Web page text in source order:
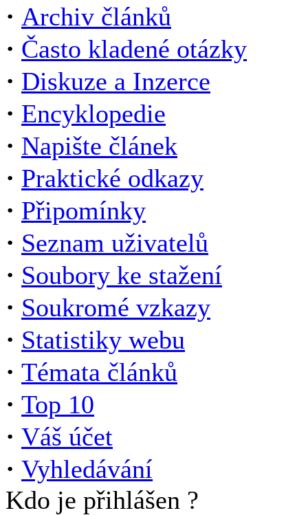
· Archiv článků
· Často kladené otázky
· Diskuze a Inzerce
· Encyklopedie
· Napište článek
· Praktické odkazy
· Připomínky
· Seznam uživatelů
· Soubory ke stažení
· Soukromé vzkazy
· Statistiky webu
· Témata článků
· Top 10
· Váš účet
· Vyhledávání
Kdo je přihlášen ?